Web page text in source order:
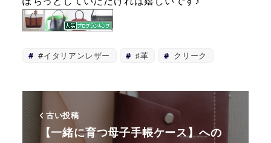
#イタリアンレザー ♯革 クリーク
古い投稿
【一緒に育つ母子手帳ケース】への